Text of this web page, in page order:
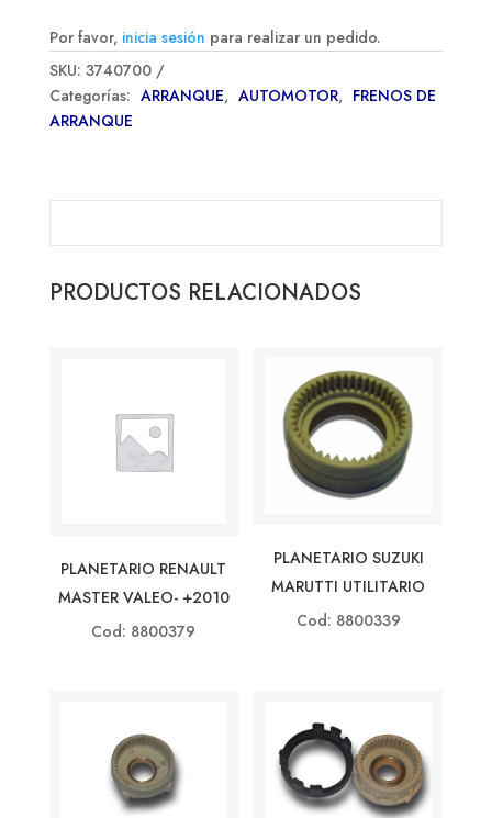
Por favor, inicia sesión para realizar un pedido.
SKU: 3740700
Categorías: ARRANQUE, AUTOMOTOR, FRENOS DE
ARRANQUE
PRODUCTOS RELACIONADOS
PLANETARIO RENAULT
MASTER VALEO- +2010
Cod: 8800379
PLANETARIO SUZUKI
MARUTTI UTILITARIO
Cod: 8800339